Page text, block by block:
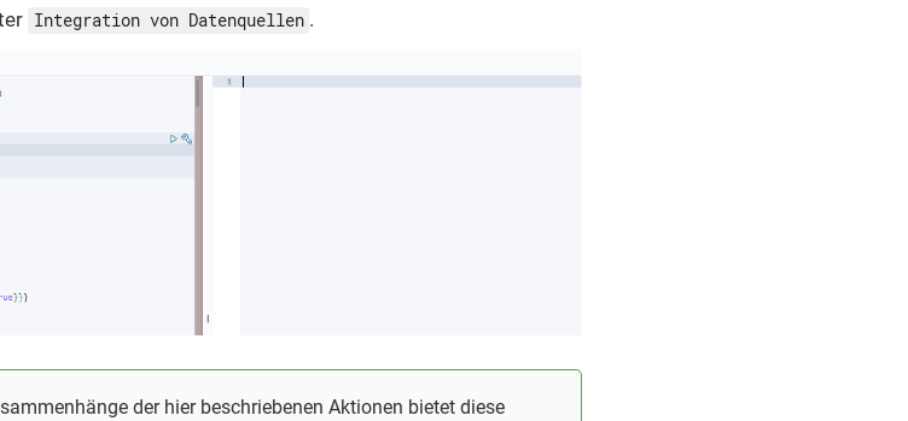
Integration von Datenquellen .
der hier beschriebenen Aktionen bietet diese